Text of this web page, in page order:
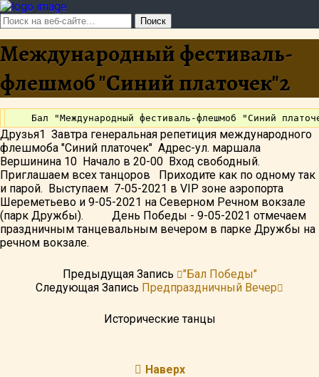
Международный фестиваль-
флешмоб "Синий платочек"2
Друзья1 Завтра генеральная репетиция международного
флешмоба "Синий платочек" Адрес-ул. маршала
Вершинина 10 Начало в 20-00 Вход свободный.
Приглашаем всех танцоров Приходите как по одному так
и парой. Выступаем 7-05-2021 в VIP зоне аэропорта
Шереметьево и 9-05-2021 на Северном Речном вокзале
(парк Дружбы). День Победы - 9-05-2021 отмечаем
праздничным танцевальным вечером в парке Дружбы на
речном вокзале.
Предыдущая Запись
"Бал Победы"
Следующая Запись Предпраздничный Вечер
Исторические танцы
Наверх